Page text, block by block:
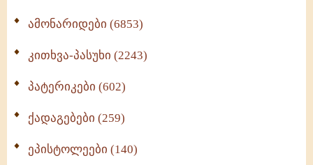
ამონარიდები (6853)
კითხვა-პასუხი (2243)
პატერიკები (602)
ქადაგებები (259)
ეპისტოლეები (140)